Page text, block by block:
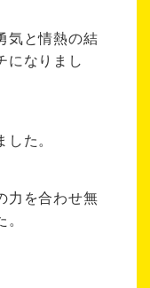
気と情熱の結
になりまし
た。
力を合わせ無